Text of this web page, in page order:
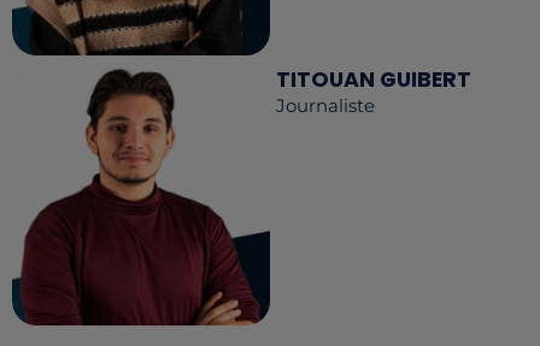
TITOUAN GUIBERT
Journaliste